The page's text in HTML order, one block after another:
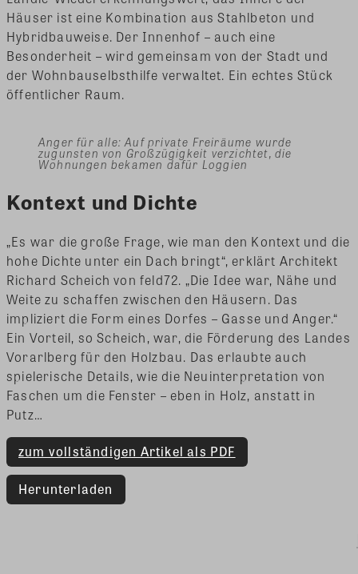
Häuser ist eine Kombination aus Stahlbeton und
Hybridbauweise. Der Innenhof – auch eine
Besonderheit – wird gemeinsam von der Stadt und
der Wohnbauselbsthilfe verwaltet. Ein echtes Stück
öffentlicher Raum.
Anger für alle: Auf private Freiräume wurde
zugunsten von Großzügigkeit verzichtet, die
Wohnungen bekamen dafür Loggien
Kontext und Dichte
„Es war die große Frage, wie man den Kontext und die
hohe Dichte unter ein Dach bringt“, erklärt Architekt
Richard Scheich von feld72. „Die Idee war, Nähe und
Weite zu schaffen zwischen den Häusern. Das
impliziert die Form eines Dorfes – Gasse und Anger.“
Ein Vorteil, so Scheich, war, die Förderung des Landes
Vorarlberg für den Holzbau. Das erlaubte auch
spielerische Details, wie die Neuinterpretation von
Faschen um die Fenster – eben in Holz, anstatt in
Putz…
zum vollständigen Artikel als PDF
Herunterladen